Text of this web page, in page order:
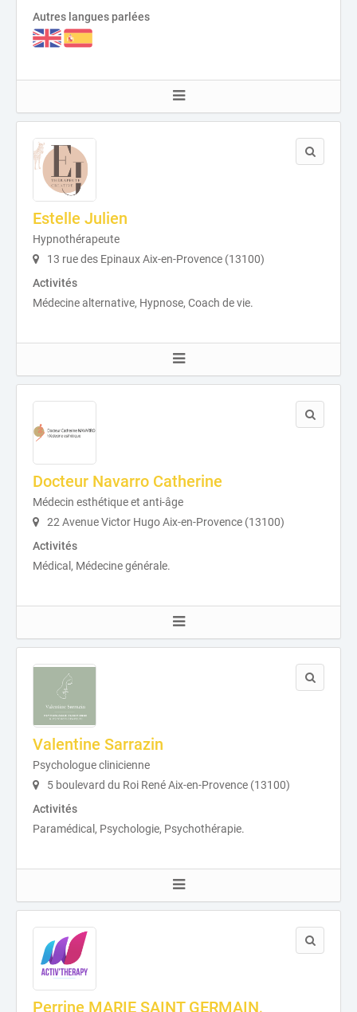
Autres langues parlées
Estelle Julien
Hypnothérapeute
13 rue des Epinaux Aix-en-Provence (13100)
Activités
Médecine alternative, Hypnose, Coach de vie.
Docteur Navarro Catherine
Médecin esthétique et anti-âge
22 Avenue Victor Hugo Aix-en-Provence (13100)
Activités
Médical, Médecine générale.
Valentine Sarrazin
Psychologue clinicienne
5 boulevard du Roi René Aix-en-Provence (13100)
Activités
Paramédical, Psychologie, Psychothérapie.
Perrine MARIE SAINT GERMAIN,